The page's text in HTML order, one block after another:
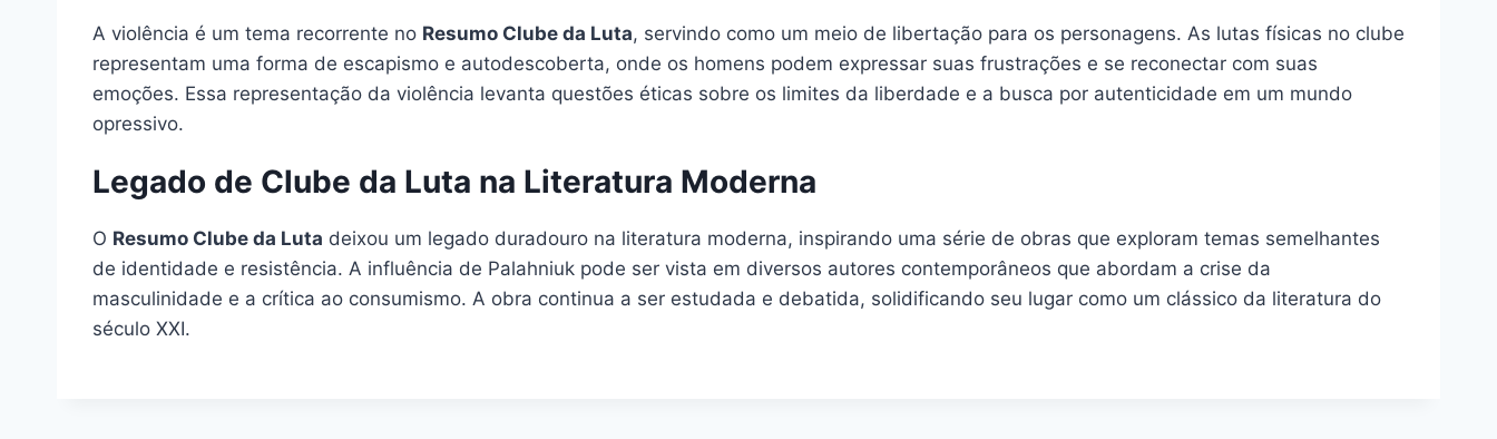
A violência é um tema recorrente no Resumo Clube da Luta, servindo como um meio de libertação para os personagens. As lutas físicas no clube
representam uma forma de escapismo e autodescoberta, onde os homens podem expressar suas frustrações e se reconectar com suas
emoções. Essa representação da violência levanta questões éticas sobre os limites da liberdade e a busca por autenticidade em um mundo
opressivo.
Legado de Clube da Luta na Literatura Moderna
O Resumo Clube da Luta deixou um legado duradouro na literatura moderna, inspirando uma série de obras que exploram temas semelhantes
de identidade e resistência. A influência de Palahniuk pode ser vista em diversos autores contemporâneos que abordam a crise da
masculinidade e a crítica ao consumismo. A obra continua a ser estudada e debatida, solidificando seu lugar como um clássico da literatura do
século XXI.